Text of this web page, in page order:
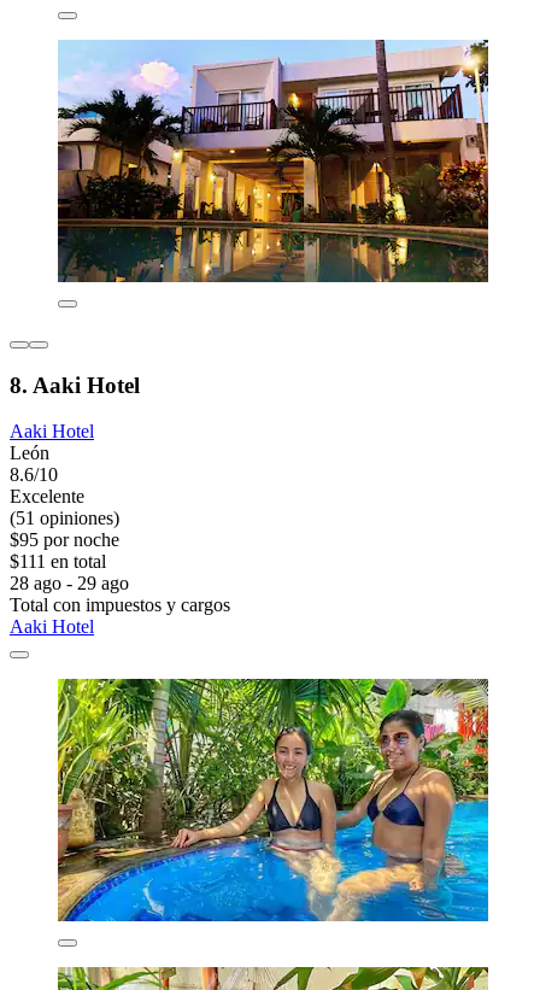
8. Aaki Hotel
Aaki Hotel
León
8.6/10
Excelente
(51 opiniones)
$95 por noche
$111 en total
28 ago - 29 ago
Total con impuestos y cargos
Aaki Hotel